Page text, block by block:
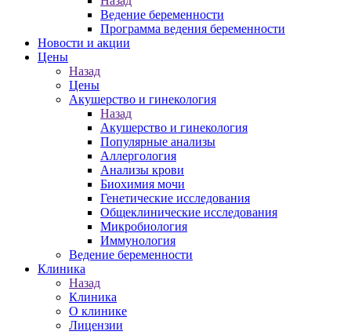
Ведение беременности
Программа ведения беременности
Новости и акции
Цены
Назад
Цены
Акушерство и гинекология
Назад
Акушерство и гинекология
Популярные анализы
Аллергология
Анализы крови
Биохимия мочи
Генетические исследования
Общеклинические исследования
Микробиология
Иммунология
Ведение беременности
Клиника
Назад
Клиника
О клинике
Лицензии